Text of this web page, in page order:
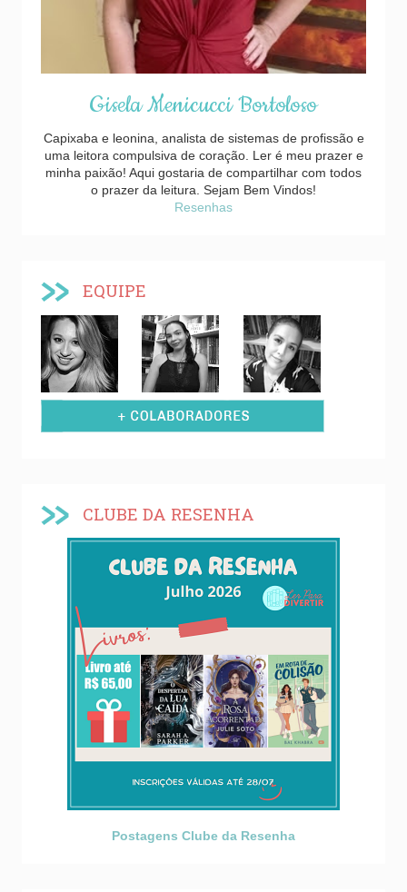
Gisela Menicucci Bortoloso
Capixaba e leonina, analista de sistemas de profissão e
uma leitora compulsiva de coração. Ler é meu prazer e
minha paixão! Aqui gostaria de compartilhar com todos
o prazer da leitura. Sejam Bem Vindos!
Resenhas
EQUIPE
CLUBE DA RESENHA
Postagens Clube da Resenha